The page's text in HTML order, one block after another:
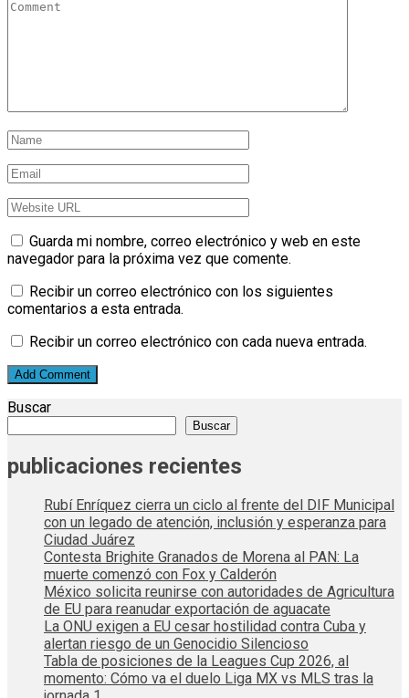
Guarda mi nombre, correo electrónico y web en este
navegador para la próxima vez que comente.
Recibir un correo electrónico con los siguientes
comentarios a esta entrada.
Recibir un correo electrónico con cada nueva entrada.
Buscar
Buscar
publicaciones recientes
Rubí Enríquez cierra un ciclo al frente del DIF Municipal
con un legado de atención, inclusión y esperanza para
Ciudad Juárez
Contesta Brighite Granados de Morena al PAN: La
muerte comenzó con Fox y Calderón
México solicita reunirse con autoridades de Agricultura
de EU para reanudar exportación de aguacate
La ONU exigen a EU cesar hostilidad contra Cuba y
alertan riesgo de un Genocidio Silencioso
Tabla de posiciones de la Leagues Cup 2026, al
momento: Cómo va el duelo Liga MX vs MLS tras la